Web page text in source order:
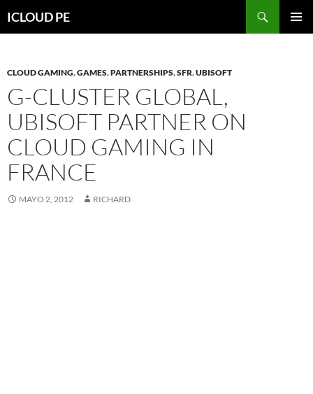
hacia
ICLOUD PE
CLOUD GAMING,GAMES,PARTNERSHIPS,SFR,UBISOFT
G-CLUSTER GLOBAL,
UBISOFT PARTNER ON
CLOUD GAMING IN
FRANCE
MAYO 2, 2012 RICHARD